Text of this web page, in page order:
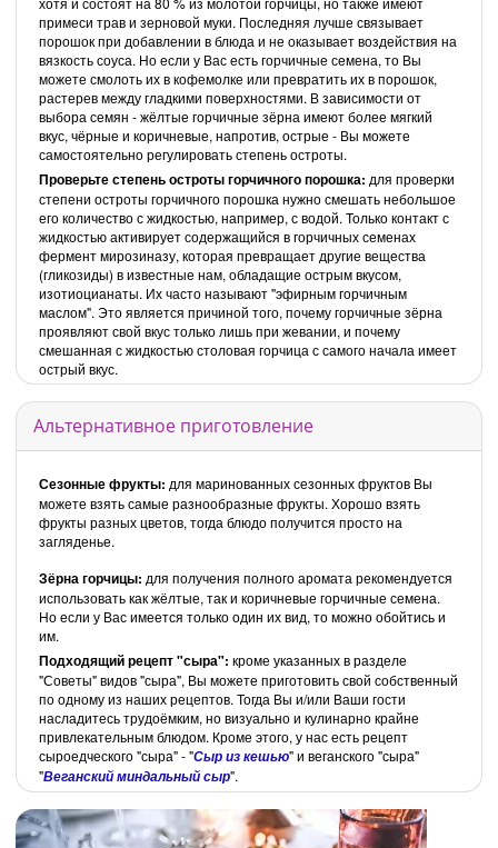
примеси трав и зерновой муки. Последняя лучше связывает
порошок при добавлении в блюда и не оказывает воздействия на
вязкость соуса. Но если у Вас есть горчичные семена, то Вы
можете смолоть их в кофемолке или превратить их в порошок,
растерев между гладкими поверхностями. В зависимости от
выбора семян - жёлтые горчичные зёрна имеют более мягкий
вкус, чёрные и коричневые, напротив, острые - Вы можете
самостоятельно регулировать степень остроты.
Проверьте степень остроты горчичного порошка: для проверки
степени остроты горчичного порошка нужно смешать небольшое
его количество с жидкостью, например, с водой. Только контакт с
жидкостью активирует содержащийся в горчичных семенах
фермент мирозиназу, которая превращает другие вещества
(гликозиды) в известные нам, обладащие острым вкусом,
изотиоцианаты. Их часто называют "эфирным горчичным
маслом". Это является причиной того, почему горчичные зёрна
проявляют свой вкус только лишь при жевании, и почему
смешанная с жидкостью столовая горчица с самого начала имеет
острый вкус.
Альтернативное приготовление
Сезонные фрукты: для маринованных сезонных фруктов Вы
можете взять самые разнообразные фрукты. Хорошо взять
фрукты разных цветов, тогда блюдо получится просто на
загляденье.
Зёрна горчицы: для получения полного аромата рекомендуется
использовать как жёлтые, так и коричневые горчичные семена.
Но если у Вас имеется только один их вид, то можно обойтись и
им.
Подходящий рецепт "сыра": кроме указанных в разделе
"Советы" видов "сыра", Вы можете приготовить свой собственный
по одному из наших рецептов. Тогда Вы и/или Ваши гости
насладитесь трудоёмким, но визуально и кулинарно крайне
привлекательным блюдом. Кроме этого, у нас есть рецепт
сыроедческого "сыра" - "Сыр из кешью" и веганского "сыра"
"Веганский миндальный сыр".